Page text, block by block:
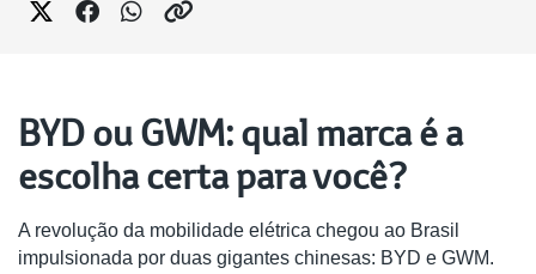
BYD ou GWM: qual marca é a
escolha certa para você?
A revolução da mobilidade elétrica chegou ao Brasil
impulsionada por duas gigantes chinesas: BYD e GWM.